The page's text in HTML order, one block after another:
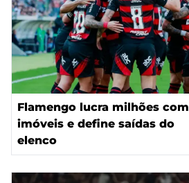
Flamengo lucra milhões com
imóveis e define saídas do
elenco